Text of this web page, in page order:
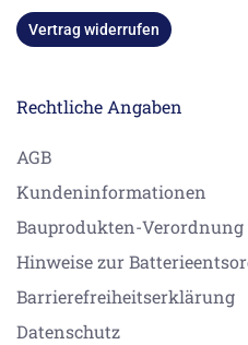
Vertrag widerrufen
Rechtliche Angaben
AGB
Kundeninformationen
Bauprodukten-Verordnung
Hinweise zur
Barrierefreiheitserklärung
Datenschutz